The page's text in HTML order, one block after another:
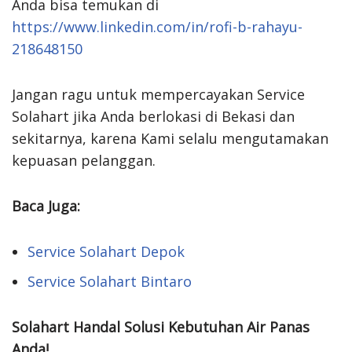
Anda bisa temukan di
https://www.linkedin.com/in/rofi-b-rahayu-
218648150
Jangan ragu untuk mempercayakan Service
Solahart jika Anda berlokasi di Bekasi dan
sekitarnya, karena Kami selalu mengutamakan
kepuasan pelanggan.
Baca Juga:
Service Solahart Depok
Service Solahart Bintaro
Solahart Handal Solusi Kebutuhan Air Panas